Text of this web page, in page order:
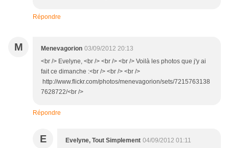
Répondre
M Menevagorion 03/09/2012 20:13
<br /> Evelyne, <br /> <br /> <br /> Voilà les photos que j'y ai
fait ce dimanche :<br /> <br /> <br />
http://www.flickr.com/photos/menevagorion/sets/7215763138
7628722/<br />
Répondre
E Evelyne, Tout Simplement 04/09/2012 01:11